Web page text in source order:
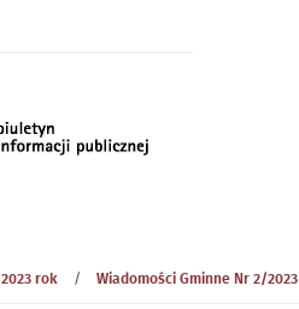
2023 rok / Wiadomości Gminne Nr 2/2023